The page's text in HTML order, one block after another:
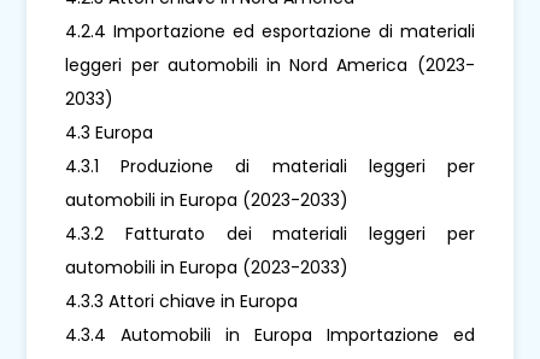
4.2.4 Importazione ed esportazione di materiali
leggeri per automobili in Nord America (2023-
2033)
4.3 Europa
4.3.1 Produzione di materiali leggeri per
automobili in Europa (2023-2033)
4.3.2 Fatturato dei materiali leggeri per
automobili in Europa (2023-2033)
4.3.3 Attori chiave in Europa
4.3.4 Automobili in Europa Importazione ed